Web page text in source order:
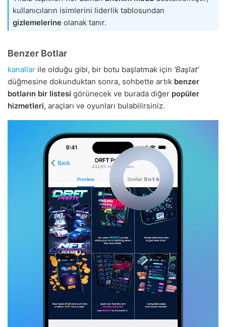
kullanıcıların isimlerini liderlik tablosundan
gizlemelerine olanak tanır.
Benzer Botlar
kanallar ile olduğu gibi, bir botu başlatmak için 'Başlat'
düğmesine dokunduktan sonra, sohbette artık benzer
botların bir listesi görünecek ve burada diğer popüler
hizmetleri, araçları ve oyunları bulabilirsiniz.